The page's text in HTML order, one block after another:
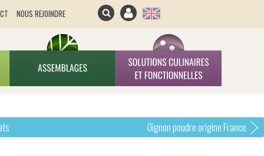
NOUS REJOINDRE
Oignon poudre origine France